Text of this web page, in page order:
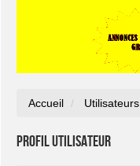
Accueil Utilisateurs
Profil utilisateur